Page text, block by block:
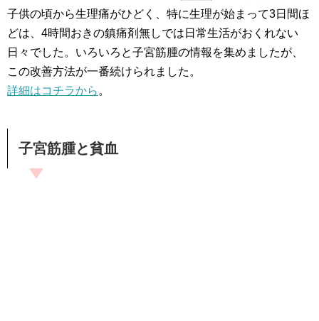
子供の頃から生理痛がひどく、特に生理が始まって3日間ほ
どは、4時間おきの鎮痛剤無しでは日常生活がおくれない
日々でした。いろいろと子宮筋腫の情報を集めましたが、
この改善方法が一番続けられました。
詳細はコチラから 。
子宮筋腫と貧血